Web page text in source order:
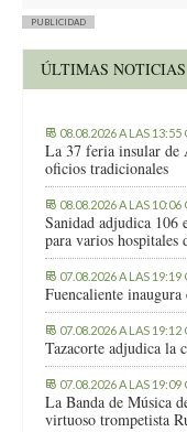
PUBLICIDAD
ÚLTIMAS NOTICIAS
08.08.2026 A LAS 13:55
La 37 feria insular de
oficios tradicionales
08.08.2026 A LAS 10:06
Sanidad adjudica 106
para varios hospitales
07.08.2026 A LAS 19:19
Fuencaliente
07.08.2026 A LAS 19:12
Tazacorte adjudica la
07.08.2026 A LAS 19:09
La Banda de Música
virtuoso trompetista